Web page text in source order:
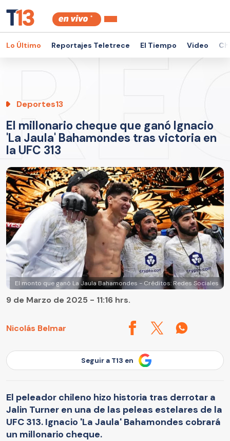
Lo Último Reportajes Teletrece El Tiempo Video
Deportes13
El millonario cheque que ganó Ignacio
'La Jaula' Bahamondes tras victoria en
la UFC 313
El monto que ganó La Jaula Bahamondes - Créditos: Redes Sociales
Nicolás Belmar
9 de Marzo de 2025 - 11:16 hrs.
Seguir a T13 en
El peleador chileno hizo historia tras derrotar a
Jalin Turner en una de las peleas estelares de la
UFC 313. Ignacio 'La Jaula' Bahamondes cobrará
un millonario cheque.